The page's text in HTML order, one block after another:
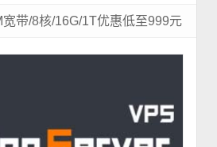
带/8核/16G/1T优惠低至999元